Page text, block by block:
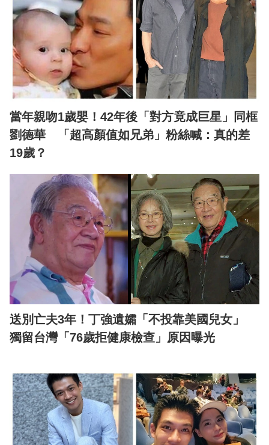
當年親吻1歲嬰！42年後「對方竟成巨星」同框
劉德華 「超高顏值如兄弟」粉絲喊：真的差
19歲？
送別亡夫3年！丁強遺孀「不投靠美國兒女」
獨留台灣「76歲拒健康檢查」原因曝光